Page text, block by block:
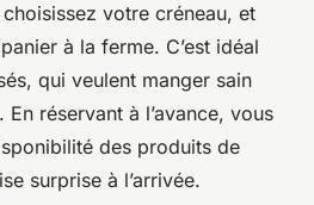
votre créneau, et
à la ferme. C’est idéal
qui veulent manger sain
réservant à l’avance, vous
des produits de
surprise à l’arrivée.